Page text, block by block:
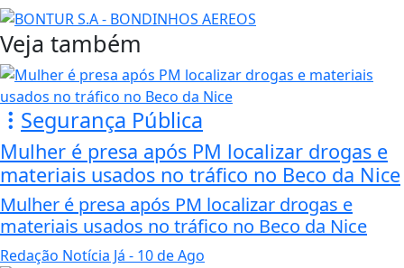
Veja também
Segurança Pública
Mulher é presa após PM localizar drogas e
materiais usados no tráfico no Beco da Nice
Mulher é presa após PM localizar drogas e
materiais usados no tráfico no Beco da Nice
Redação Notícia Já - 10 de Ago